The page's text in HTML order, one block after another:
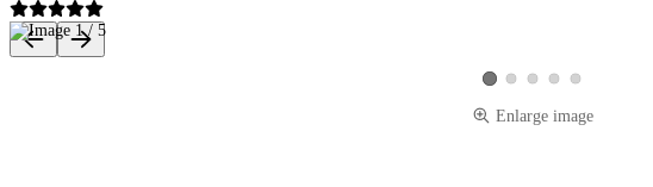
Product images and videos
View product image 1
View product image 2
View product image 3
View product image 4
View product image 5
Enlarge image